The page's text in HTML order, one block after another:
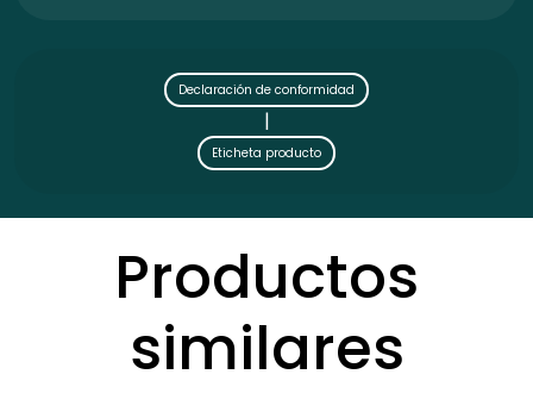
Declaración de conformidad
|
Eticheta producto
Productos
similares